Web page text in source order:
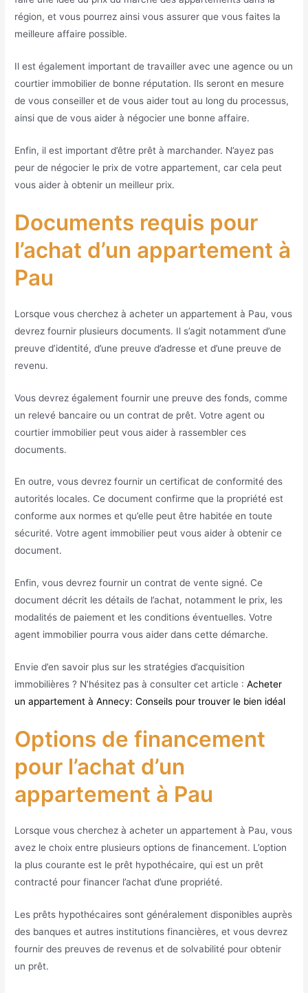
région, et vous pourrez ainsi vous assurer que vous faites la
meilleure affaire possible.
Il est également important de travailler avec une agence ou un
courtier immobilier de bonne réputation. Ils seront en mesure
de vous conseiller et de vous aider tout au long du processus,
ainsi que de vous aider à négocier une bonne affaire.
Enfin, il est important d’être prêt à marchander. N’ayez pas
peur de négocier le prix de votre appartement, car cela peut
vous aider à obtenir un meilleur prix.
Documents requis pour
l’achat d’un appartement à
Pau
Lorsque vous cherchez à acheter un appartement à Pau, vous
devrez fournir plusieurs documents. Il s’agit notamment d’une
preuve d’identité, d’une preuve d’adresse et d’une preuve de
revenu.
Vous devrez également fournir une preuve des fonds, comme
un relevé bancaire ou un contrat de prêt. Votre agent ou
courtier immobilier peut vous aider à rassembler ces
documents.
En outre, vous devrez fournir un certificat de conformité des
autorités locales. Ce document confirme que la propriété est
conforme aux normes et qu’elle peut être habitée en toute
sécurité. Votre agent immobilier peut vous aider à obtenir ce
document.
Enfin, vous devrez fournir un contrat de vente signé. Ce
document décrit les détails de l’achat, notamment le prix, les
modalités de paiement et les conditions éventuelles. Votre
agent immobilier pourra vous aider dans cette démarche.
Envie d’en savoir plus sur les stratégies d’acquisition
immobilières ? N’hésitez pas à consulter cet article :Acheter
un appartement à Annecy: Conseils pour trouver le bien idéal
Options de financement
pour l’achat d’un
appartement à Pau
Lorsque vous cherchez à acheter un appartement à Pau, vous
avez le choix entre plusieurs options de financement. L’option
la plus courante est le prêt hypothécaire, qui est un prêt
contracté pour financer l’achat d’une propriété.
Les prêts hypothécaires sont généralement disponibles auprès
des banques et autres institutions financières, et vous devrez
fournir des preuves de revenus et de solvabilité pour obtenir
un prêt.